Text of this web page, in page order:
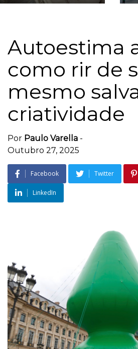
Autoestima
como rir de
mesmo
criatividade
Por Paulo Varella -
Outubro 27, 2025
Facebook Twitter
LinkedIn